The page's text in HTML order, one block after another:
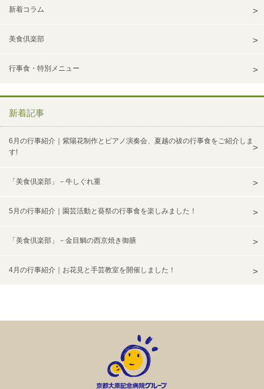
新着コラム
美食倶楽部
行事食・特別メニュー
新着記事
6月の行事紹介｜紫陽花制作とピアノ演奏会、夏越の祓の行事食をご紹介しま
す!
「美食倶楽部」－牛しぐれ重
5月の行事紹介｜園芸活動と葵祭の行事食を楽しみました！
「美食倶楽部」－金目鯛の西京焼き御膳
4月の行事紹介｜お花見と手芸教室を開催しました！